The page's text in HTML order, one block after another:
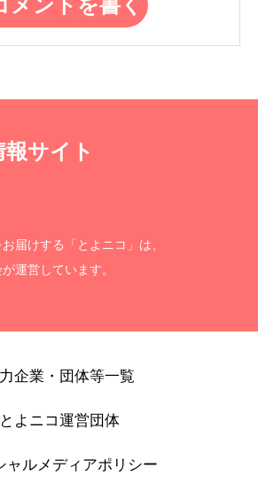
サイト
届けする「とよニコ」は、
運営しています。
企業・団体等一覧
とよニコ運営団体
ャルメディアポリシー